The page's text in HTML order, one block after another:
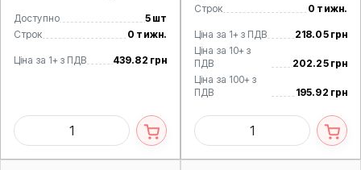
Доступно
5 шт
Строк
0 тижн.
Ціна за 1+ з ПДВ 439.82 грн
Строк
0 тижн.
Ціна за 1+ з ПДВ
218.05 грн
Ціна за 10+ з
ПДВ
202.25 грн
Ціна за 100+ з
ПДВ
195.92 грн